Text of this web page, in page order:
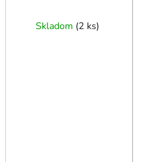
Skladom (2 ks)